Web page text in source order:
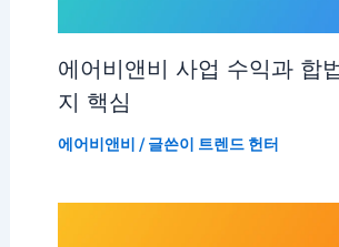
에어비앤비 사업 수익과 합
지 핵심
에어비앤비 / 글쓴이 트렌드 헌터